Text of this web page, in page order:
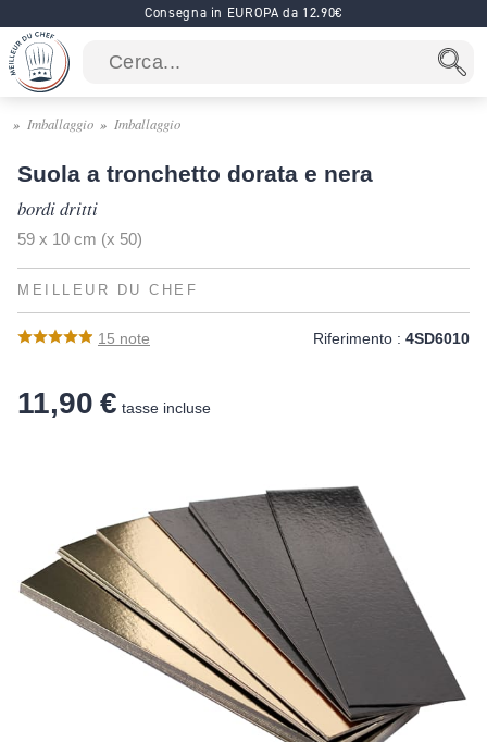
Consegna in EUROPA da 12.90€
Imballaggio Imballaggio
Suola a tronchetto dorata e nera
bordi dritti
59 x 10 cm (x 50)
MEILLEUR DU CHEF
15 note Riferimento : 4SD6010
11,90 € tasse incluse